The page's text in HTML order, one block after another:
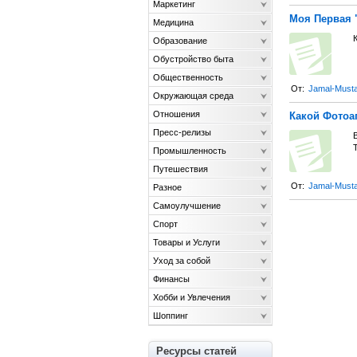
Моя Первая
От: Jamal-
Какой
От: Jamal-
Маркетинг
Медицина
Образование
Обустройство быта
Общественность
Окружающая среда
Отношения
Пресс-релизы
Промышленность
Путешествия
Разное
Самоулучшение
Спорт
Товары и Услуги
Уход за собой
Финансы
Хобби и Увлечения
Шоппинг
Ресурсы статей